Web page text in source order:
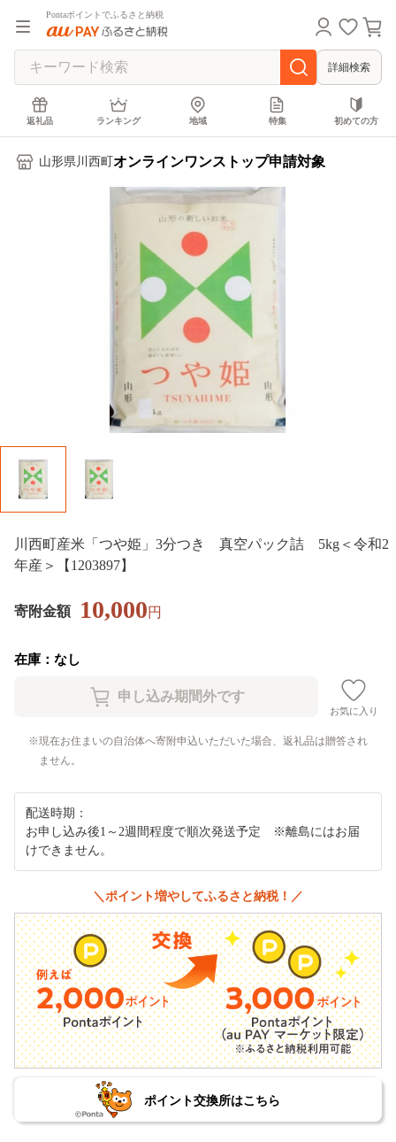
Pontaポイントでふるさと納税
詳細検索
返礼品 ランキング 地域 特集 初めての方
山形県川西町 オンラインワンストップ申請対象
川西町産米「つや姫」3分つき 真空パック詰 5kg＜令和2
年産＞【1203897】
寄附金額 10,000円
在庫：なし
お気に入り
現在お住まいの自治体へ寄附申込いただいた場合、返礼品は贈答され
ません。
配送時期：
お申し込み後1～2週間程度で順次発送予定 ※離島にはお届
けできません。
＼ポイント増やしてふるさと納税！／
ポイント交換所はこちら